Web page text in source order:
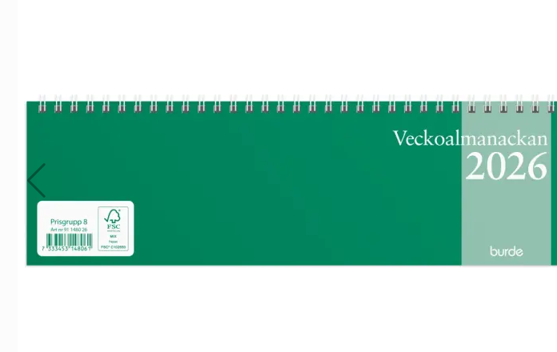
Indexflikar och Frixion clicker svart
55 kr/st 69 kr/st